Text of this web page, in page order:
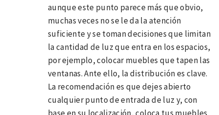
aunque este punto parece más que obvio,
muchas veces no se le da la atención
suficiente y se toman decisiones que limitan
la cantidad de luz que entra en los espacios,
por ejemplo, colocar muebles que tapen las
ventanas. Ante ello, la distribución es clave.
La recomendación es que dejes abierto
cualquier punto de entrada de luz y, con
base en su localización, coloca tus muebles